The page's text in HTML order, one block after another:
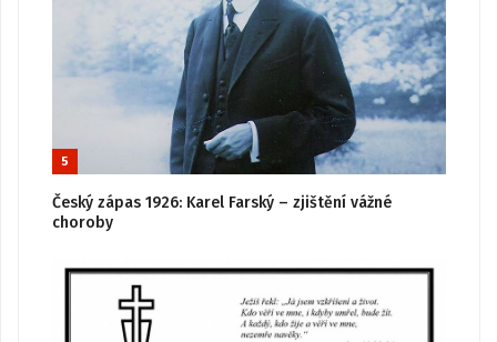
5
Český zápas 1926: Karel Farský – zjištění vážné
choroby